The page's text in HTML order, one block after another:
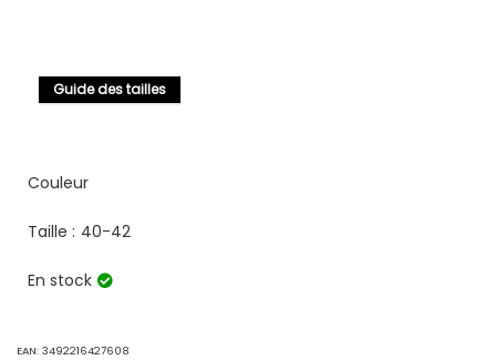
Guide des tailles
Couleur
Taille : 40-42
En stock
EAN: 3492216427608